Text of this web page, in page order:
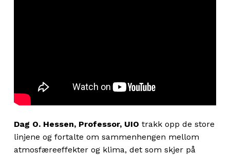
Dag O. Hessen, Professor, UIO trakk opp de store
linjene og fortalte om sammenhengen mellom
atmosfæreeffekter og klima, det som skjer på